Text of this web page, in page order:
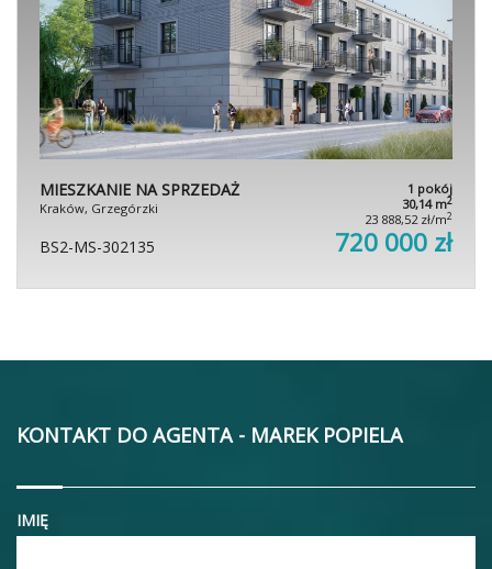
MIESZKANIE NA SPRZEDAŻ
Kraków, Grzegórzki
1 pokój
30,14 m2
23 888,52 zł/m2
BS2-MS-302135 720 000 zł
KONTAKT DO AGENTA - MAREK POPIELA
IMIĘ